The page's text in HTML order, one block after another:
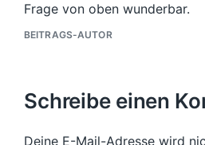
Frage von oben wunderbar.
BEITRAGS-AUTOR
Schreibe einen
Deine E-Mail-Adresse wird